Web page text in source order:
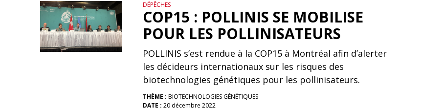
DÉPÊCHES
COP15 : POLLINIS SE MOBILISE
POUR LES POLLINISATEURS
POLLINIS s’est rendue à la COP15 à Montréal afin d’alerter
les décideurs internationaux sur les risques des
biotechnologies génétiques pour les pollinisateurs.
THÈME : BIOTECHNOLOGIES GÉNÉTIQUES
DATE : 20 décembre 2022